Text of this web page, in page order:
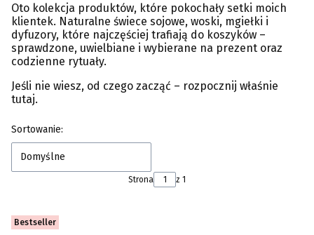
Oto kolekcja produktów, które pokochały setki moich
klientek. Naturalne świece sojowe, woski, mgiełki i
dyfuzory, które najczęściej trafiają do koszyków –
sprawdzone, uwielbiane i wybierane na prezent oraz
codzienne rytuały.
Jeśli nie wiesz, od czego zacząć – rozpocznij właśnie
tutaj.
Lista produktów
Sortowanie:
Domyślne
Strona z 1
Bestseller